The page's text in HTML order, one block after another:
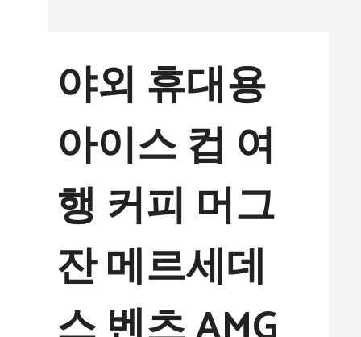
야외 휴대용
아이스 컵 여
행 커피 머그
잔 메르세데